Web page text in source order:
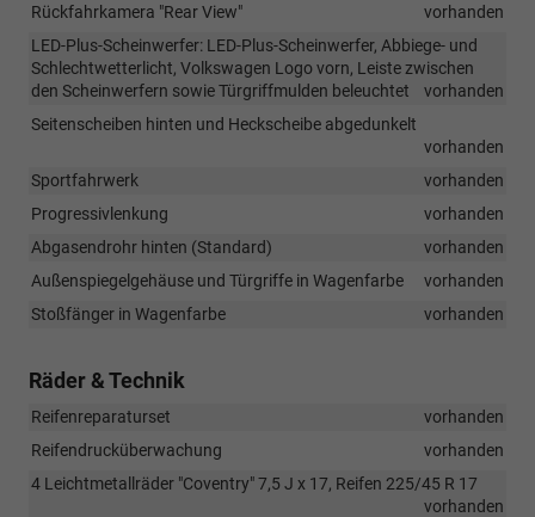
Rückfahrkamera "Rear View"
vorhanden
LED-Plus-Scheinwerfer: LED-Plus-Scheinwerfer, Abbiege- und
Schlechtwetterlicht, Volkswagen Logo vorn, Leiste zwischen
den Scheinwerfern sowie Türgriffmulden beleuchtet
vorhanden
Seitenscheiben hinten und Heckscheibe abgedunkelt
vorhanden
Sportfahrwerk
vorhanden
Progressivlenkung
vorhanden
Abgasendrohr hinten (Standard)
vorhanden
Außenspiegelgehäuse und Türgriffe in Wagenfarbe
vorhanden
Stoßfänger in Wagenfarbe
vorhanden
Räder & Technik
Reifenreparaturset
vorhanden
Reifendrucküberwachung
vorhanden
4 Leichtmetallräder "Coventry" 7,5 J x 17, Reifen 225/45 R 17
vorhanden